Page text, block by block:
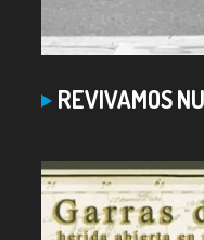
COMPARTIR
REVIVAMOS